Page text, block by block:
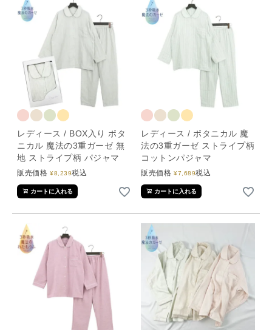
レディース / BOX入り ボタ
ニカル 魔法の3重ガーゼ 無
地 ストライプ柄 パジャマ
販売価格 ¥8,239税込
カートに入れる
レディース / ボタニカル 魔
法の3重ガーゼ ストライプ柄
コットンパジャマ
販売価格 ¥7,689税込
カートに入れる